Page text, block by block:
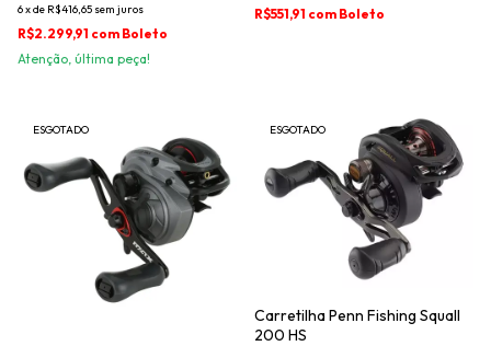
6xde R$416,65 sem juros
R$2.299,91 com Boleto
Atenção, última peça!
R$551,91 com Boleto
ESGOTADO ESGOTADO
Carretilha Penn Fishing Squall
200 HS